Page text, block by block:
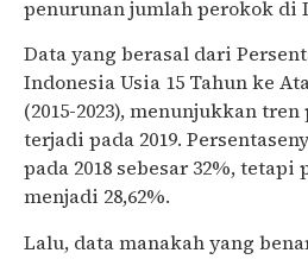
penurunan jumlah perokok di
Data yang berasal dari
Indonesia Usia 15 Tahun ke
(2015-2023), menunjukkan
terjadi pada 2019.
pada 2018 sebesar 32%, tetapi
menjadi 28,62%.
Lalu, data manakah yang